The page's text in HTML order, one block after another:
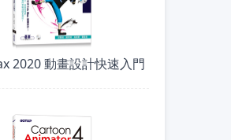
2020 動畫設計快速入門